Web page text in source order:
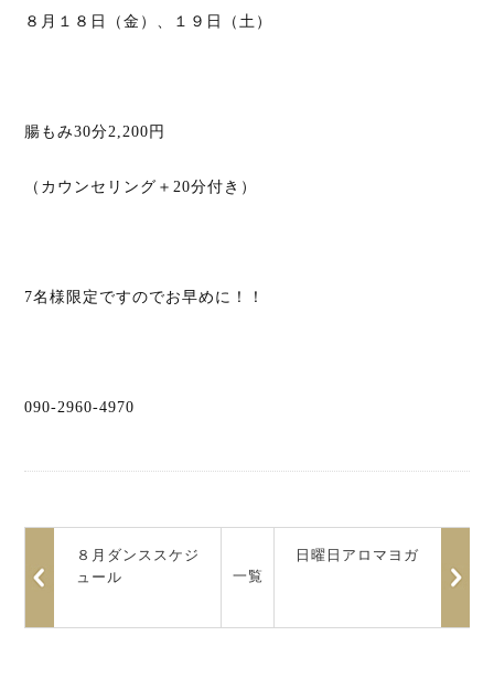
８月１８日（金）、１９日（土）
腸もみ30分2,200円
（カウンセリング＋20分付き）
7名様限定ですのでお早めに！！
090-2960-4970
日曜日アロマヨガ
一覧
８月ダンススケジ
ュール